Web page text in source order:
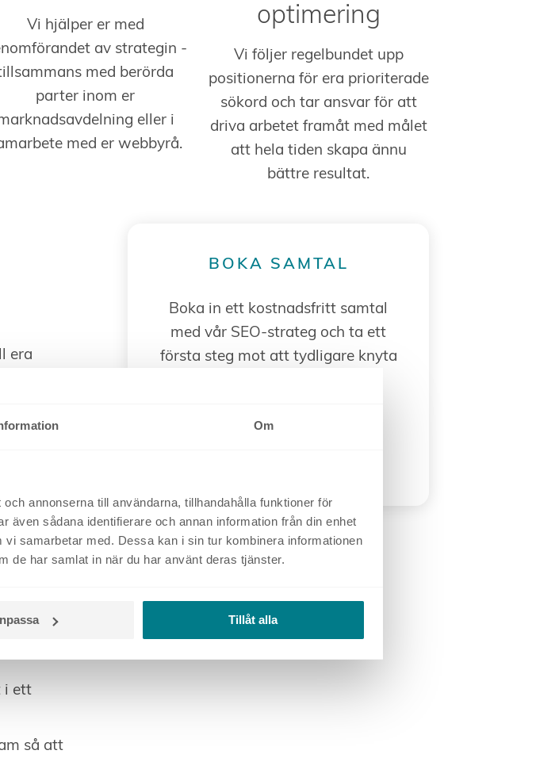
Om
annonserna till användarna, tillhandahålla funktioner för
sådana identifierare och annan information från din enhet
samarbetar med. Dessa kan i sin tur kombinera informationen
de har samlat in när du har använt deras tjänster.
Tillåt alla
Vi hjälper er med
av strategin -
med berörda
parter inom er
eller i
med er webbyrå.
optimering
Vi följer regelbundet upp
positionerna för era prioriterade
sökord och tar ansvar för att
driva arbetet framåt med målet
att hela tiden skapa ännu
bättre resultat.
era
länka
i ett
så att
BOKA SAMTAL
Boka in ett kostnadsfritt samtal
med vår SEO-strateg och ta ett
första steg mot att tydligare knyta